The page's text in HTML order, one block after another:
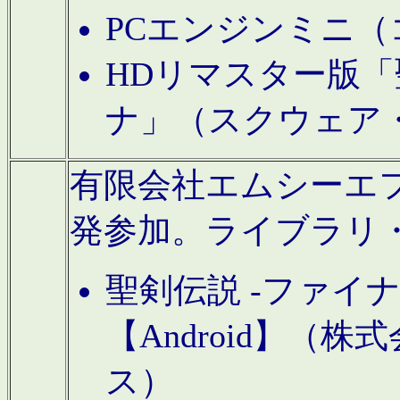
PCエンジンミニ
HDリマスター版
ナ」（スクウェア
有限会社エムシーエ
発参加。ライブラリ
聖剣伝説 -ファイ
【Android】（株
ス）